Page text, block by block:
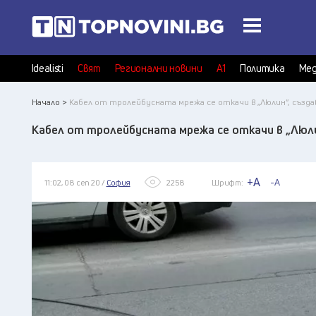
Idealisti Свят Регионални новини А1 Политика
Начало > Кабел от тролейбусната мрежа се откачи в „Люлин”,
Кабел от тролейбусната мрежа се откачи в
11:02, 08 сеп 20 / София 2258 Шрифт: +A -A